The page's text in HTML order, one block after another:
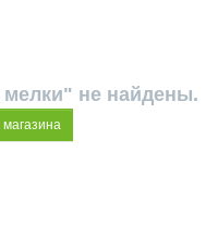
не найдены.